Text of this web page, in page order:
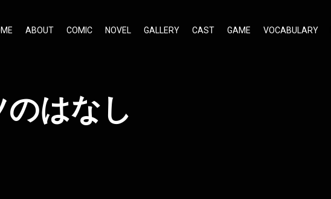
ABOUT COMIC NOVEL GALLERY CAST GAME VOCABULARY
はなし